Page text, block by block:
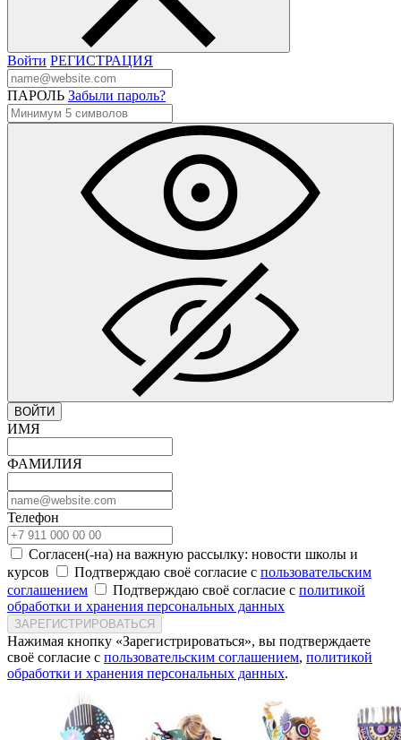
Войти РЕГИСТРАЦИЯ
ПАРОЛЬ Забыли пароль?
ВОЙТИ
ИМЯ
ФАМИЛИЯ
Телефон
Согласен(-на) на важную рассылку: новости школы и
курсов
Подтверждаю своё согласие с пользовательским
соглашением
Подтверждаю своё согласие с политикой
обработки и хранения персональных данных
ЗАРЕГИСТРИРОВАТЬСЯ
Нажимая кнопку «Зарегистрироваться», вы подтверждаете
своё согласие с пользовательским соглашением, политикой
обработки и хранения персональных данных.